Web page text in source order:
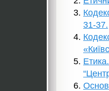
31-37.